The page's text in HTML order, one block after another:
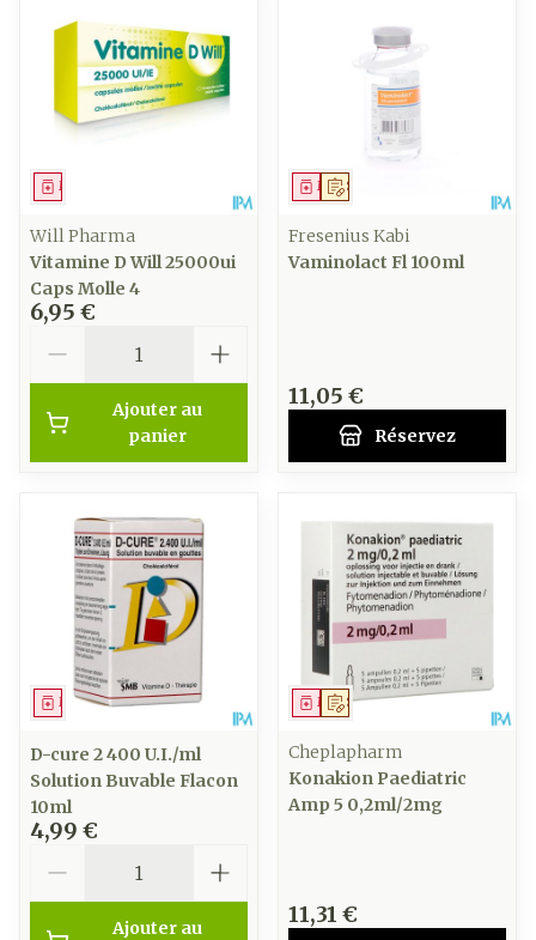
Médicament
Will Pharma
Vitamine D Will 25000ui
Caps Molle 4
6,95 €
Ajouter au
panier
Sur prescription
Médicament
Fresenius Kabi
Vaminolact Fl 100ml
11,05 €
Réservez
Médicament
D-cure 2 400 U.I./ml
Solution Buvable Flacon
10ml
4,99 €
Ajouter au
Sur prescription
Médicament
Cheplapharm
Konakion Paediatric
Amp 5 0,2ml/2mg
11,31 €